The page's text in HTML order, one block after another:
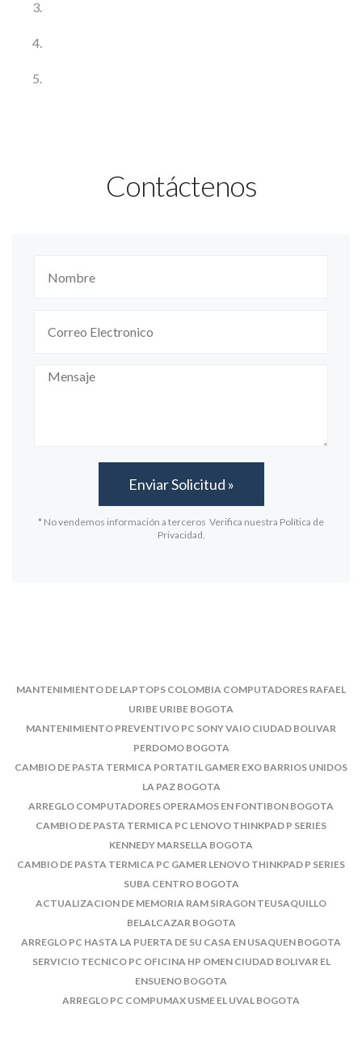
Contáctenos
* No vendemos información a terceros Verifica nuestra Política de
Privacidad.
MANTENIMIENTO DE LAPTOPS COLOMBIA COMPUTADORES RAFAEL
URIBE URIBE BOGOTA
MANTENIMIENTO PREVENTIVO PC SONY VAIO CIUDAD BOLIVAR
PERDOMO BOGOTA
CAMBIO DE PASTA TERMICA PORTATIL GAMER EXO BARRIOS UNIDOS
LA PAZ BOGOTA
ARREGLO COMPUTADORES OPERAMOS EN FONTIBON BOGOTA
CAMBIO DE PASTA TERMICA PC LENOVO THINKPAD P SERIES
KENNEDY MARSELLA BOGOTA
CAMBIO DE PASTA TERMICA PC GAMER LENOVO THINKPAD P SERIES
SUBA CENTRO BOGOTA
ACTUALIZACION DE MEMORIA RAM SIRAGON TEUSAQUILLO
BELALCAZAR BOGOTA
ARREGLO PC HASTA LA PUERTA DE SU CASA EN USAQUEN BOGOTA
SERVICIO TECNICO PC OFICINA HP OMEN CIUDAD BOLIVAR EL
ENSUENO BOGOTA
ARREGLO PC COMPUMAX USME EL UVAL BOGOTA